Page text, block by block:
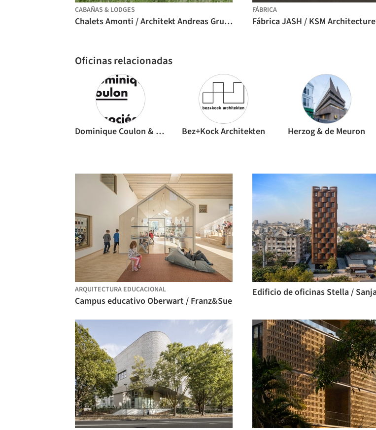
CABAÑAS & LODGES
Chalets Amonti / Architekt Andreas Gruber
FÁBRICA
Fábrica JASH / KSM Architecture
Oficinas relacionadas
Dominique Coulon & associés Bez+Kock Architekten Herzog & de Meuron
ARQUITECTURA EDUCACIONAL
Campus educativo Oberwart / Franz&Sue